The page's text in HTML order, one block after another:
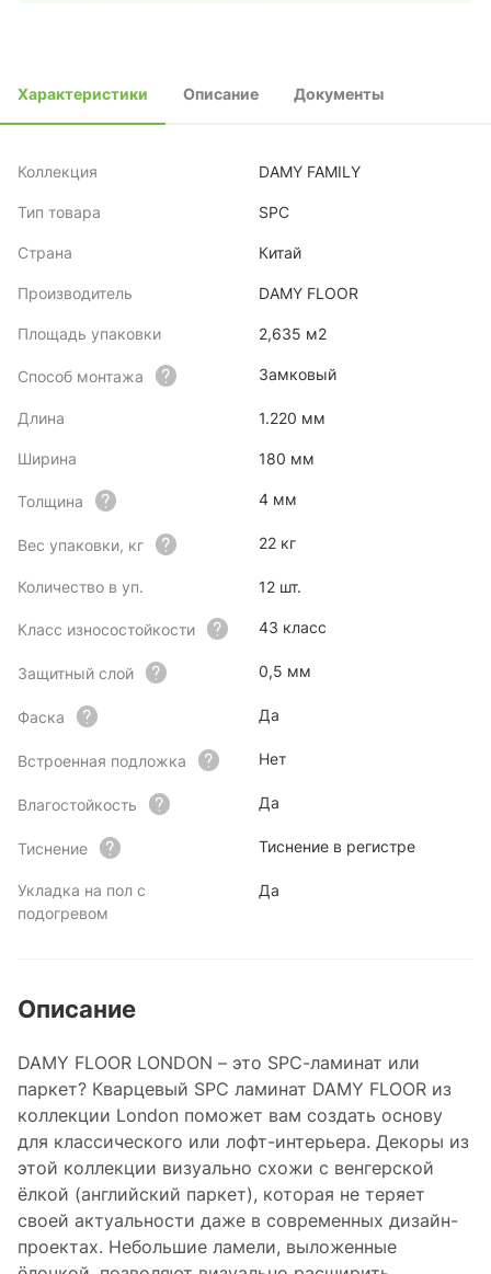
Характеристики Описание Документы
Коллекция DAMY FAMILY
Тип товара SPC
Страна Китай
Производитель DAMY FLOOR
Площадь упаковки 2,635 м2
Способ монтажа Замковый
Длина 1.220 мм
Ширина 180 мм
Толщина 4 мм
Вес упаковки, кг 22 кг
Количество в уп. 12 шт.
Класс износостойкости 43 класс
Защитный слой 0,5 мм
Фаска Да
Встроенная подложка Нет
Влагостойкость Да
Тиснение Тиснение в регистре
Укладка на пол с
подогревом
Да
Описание
DAMY FLOOR LONDON – это SPC-ламинат или
паркет? Кварцевый SPC ламинат DAMY FLOOR из
коллекции London поможет вам создать основу
для классического или лофт-интерьера. Декоры из
этой коллекции визуально схожи с венгерской
ёлкой (английский паркет), которая не теряет
своей актуальности даже в современных дизайн-
проектах. Небольшие ламели, выложенные